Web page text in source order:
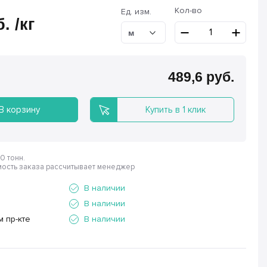
/кг
Ед. изм.
м
Кол-во
489,6 руб.
корзину Купить в 1 клик
тонн.
заказа рассчитывает менеджер
В наличии
В наличии
пр-кте
В наличии